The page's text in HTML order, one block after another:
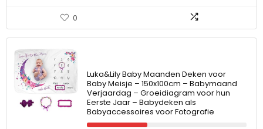
0
Luka&Lily Baby Maanden Deken voor
Baby Meisje – 150x100cm – Babymaand
Verjaardag – Groeidiagram voor hun
Eerste Jaar – Babydeken als
Babyaccessoires voor Fotografie